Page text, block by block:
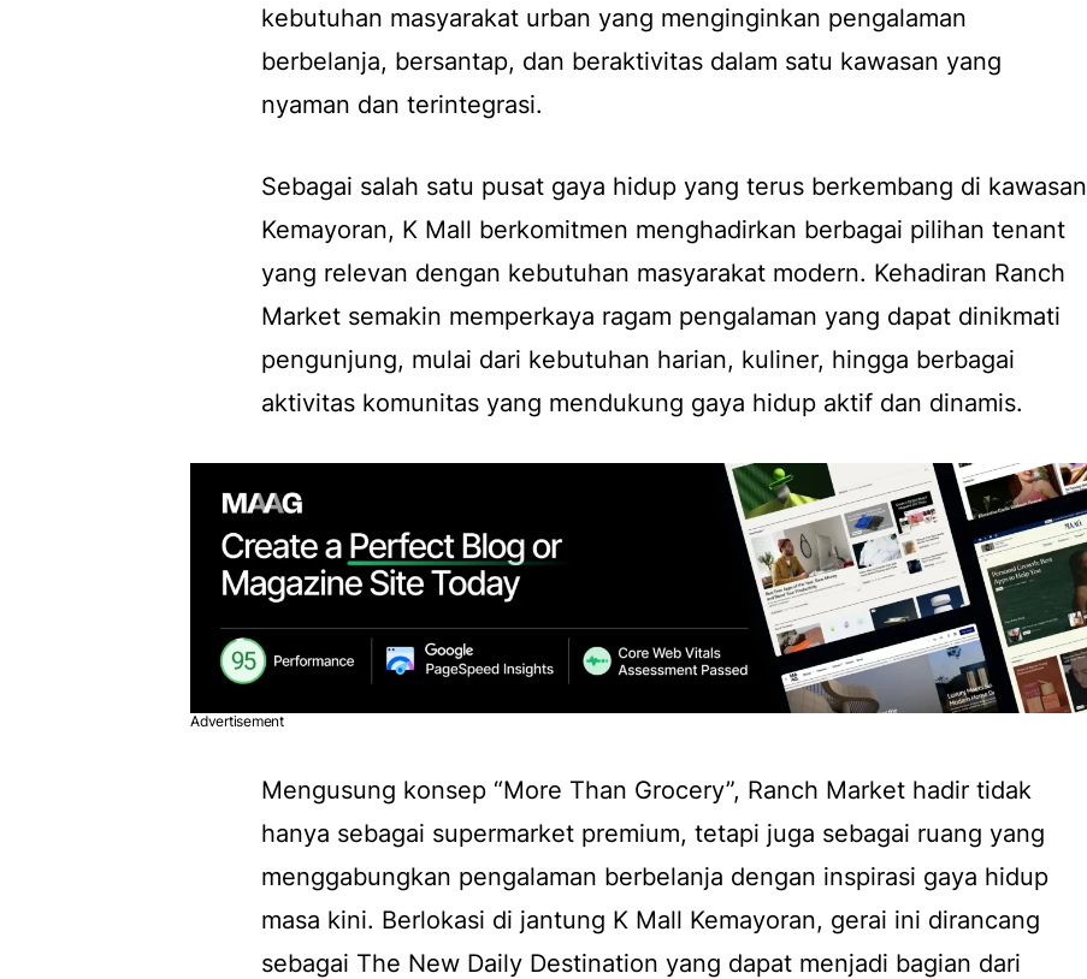
kebutuhan masyarakat urban yang menginginkan pengalaman
berbelanja, bersantap, dan beraktivitas dalam satu kawasan yang
nyaman dan terintegrasi.
Sebagai salah satu pusat gaya hidup yang terus berkembang di kawasan
Kemayoran, K Mall berkomitmen menghadirkan berbagai pilihan tenant
yang relevan dengan kebutuhan masyarakat modern. Kehadiran Ranch
Market semakin memperkaya ragam pengalaman yang dapat dinikmati
pengunjung, mulai dari kebutuhan harian, kuliner, hingga berbagai
aktivitas komunitas yang mendukung gaya hidup aktif dan dinamis.
Advertisement
Mengusung konsep “More Than Grocery”, Ranch Market hadir tidak
hanya sebagai supermarket premium, tetapi juga sebagai ruang yang
menggabungkan pengalaman berbelanja dengan inspirasi gaya hidup
masa kini. Berlokasi di jantung K Mall Kemayoran, gerai ini dirancang
sebagai The New Daily Destination yang dapat menjadi bagian dari